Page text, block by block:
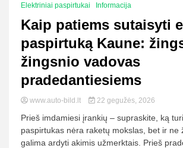
Elektriniai paspirtukai Informacija
Kaip patiems sutaisyti
paspirtuką Kaune:
žingsnio vadovas
pradedantiesiems
www.auto-bild.lt 22 gegužės, 2026
Prieš imdamiesi įrankių – supraskite, ką
paspirtukas nėra raketų mokslas, bet ir ne
galima ardyti akimis užmerktais. Prieš